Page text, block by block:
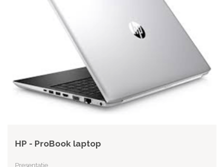
HP - ProBook laptop
Presentatie